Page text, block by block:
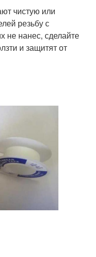
чистую или
резьбу с
не нанес, сделайте
и защитят от